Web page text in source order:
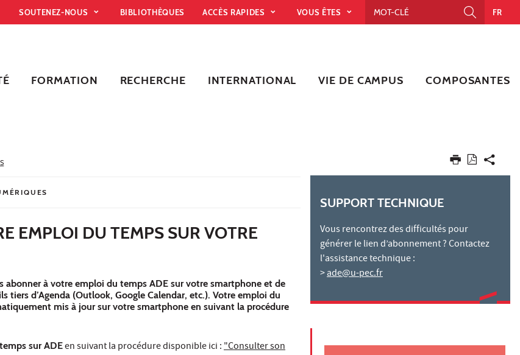
SOUTENEZ-NOUS BIBLIOTHÈQUES ACCÈS RAPIDES VOUS ÊTES FR
FORMATION RECHERCHE INTERNATIONAL VIE DE CAMPUS COMPOSANTES
EMPLOI DU TEMPS SUR VOTRE
abonner à votre emploi du temps ADE sur votre smartphone et de
tiers d’Agenda (Outlook, Google Calendar, etc.). Votre emploi du
mis à jour sur votre smartphone en suivant la procédure
sur ADEen suivant la procédure disponible ici :"Consulter son
SUPPORT TECHNIQUE
Vous rencontrez des difficultés pour
générer le lien d’abonnement ? Contactez
l'assistance technique :
>ade@u-pec.fr